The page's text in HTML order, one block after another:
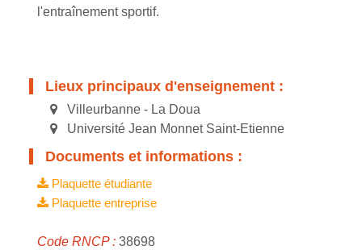
l'entraînement sportif.
Lieux principaux d'enseignement :
Villeurbanne - La Doua
Université Jean Monnet Saint-Etienne
Documents et informations :
Plaquette étudiante
Plaquette entreprise
Code RNCP : 38698